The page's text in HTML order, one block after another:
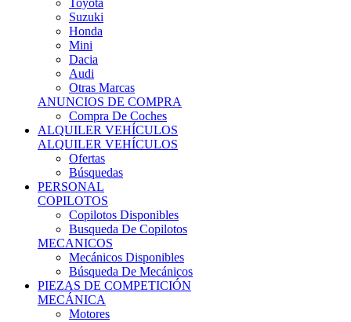
Honda
Mini
Dacia
Audi
Otras Marcas
ANUNCIOS DE COMPRA
Compra De Coches
ALQUILER VEHÍCULOS
ALQUILER VEHÍCULOS
Ofertas
Búsquedas
PERSONAL
COPILOTOS
Copilotos Disponibles
Busqueda De Copilotos
MECANICOS
Mecánicos Disponibles
Búsqueda De Mecánicos
PIEZAS DE COMPETICIÓN
MECÁNICA
Motores
Refrigeración